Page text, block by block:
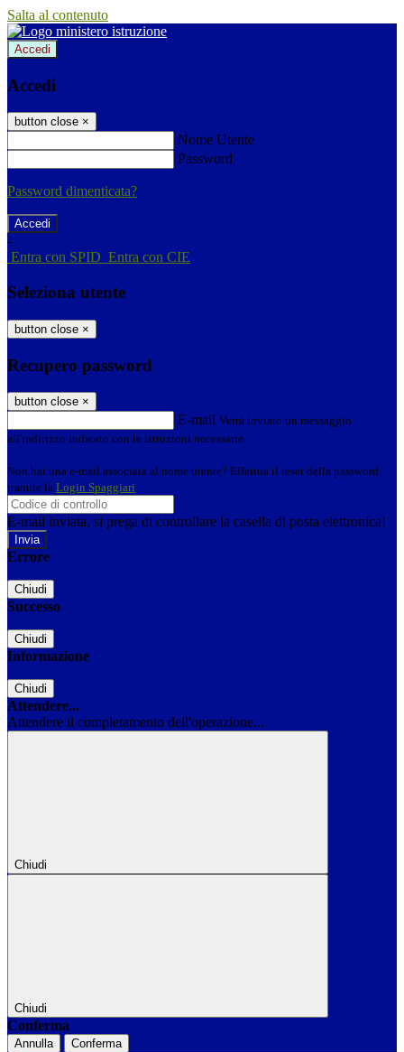
Salta al contenuto
Accedi
Accedi
button close ×
Nome Utente
Password
Password dimenticata?
-
Entra con SPID Entra con CIE
Seleziona utente
button close ×
Recupero password
button close ×
E-mail Verrà inviato un messaggio
all'indirizzo indicato con le istruzioni necessarie.
Non hai una e-mail associata al nome utente? Effettua il reset della password
tramite la Login Spaggiari
E-mail inviata, si prega di controllare la casella di posta elettronica!
Errore
Chiudi
Successo
Chiudi
Informazione
Chiudi
Attendere...
Attendere il completamento dell'operazione...
Chiudi
Chiudi
Conferma
Annulla Conferma